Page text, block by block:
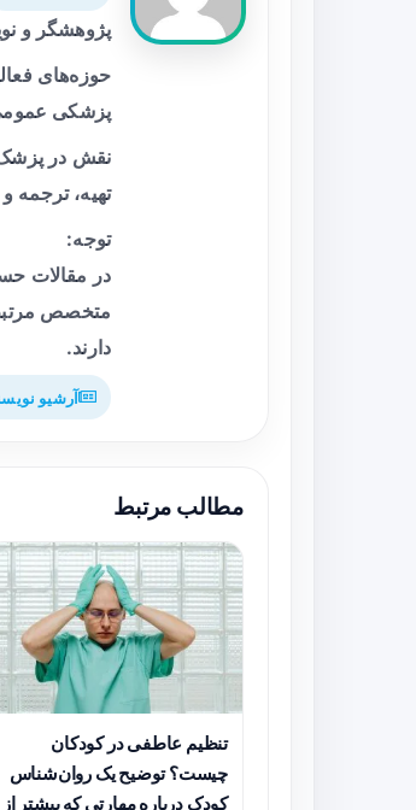
پژوهشگر و
حوزه‌های
پزشکی
نقش در
تهیه، ترجمه
توجه:
در مقالات
متخصص
دارند.
آرشیو
مطالب مرتبط
تنظیم عاطفی در کودکان
چیست؟ توضیح یک روان‌شناس
کودک درباره مهارتی که بیشتر از